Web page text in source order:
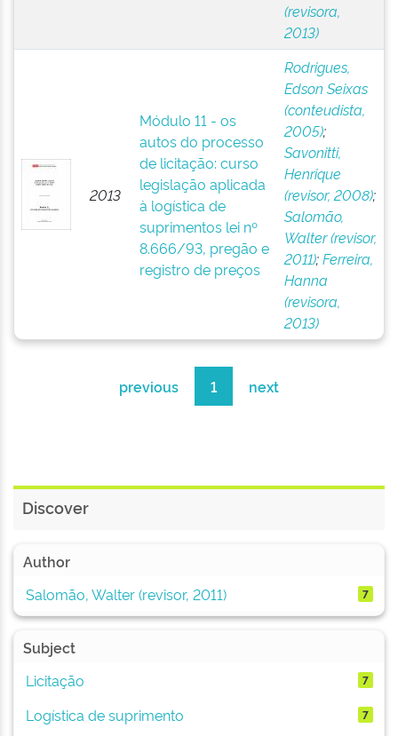
(revisora,
2013)
2013
Módulo 11 - os
autos do processo
de licitação: curso
legislação aplicada
à logística de
suprimentos lei nº
8.666/93, pregão e
registro de preços
Rodrigues,
Edson Seixas
(conteudista,
2005);
Savonitti,
Henrique
(revisor, 2008);
Salomão,
Walter (revisor,
2011);Ferreira,
Hanna
(revisora,
2013)
previous 1 next
Discover
Author
Salomão, Walter (revisor, 2011)
7
Subject
Licitação
7
Logística de suprimento 7